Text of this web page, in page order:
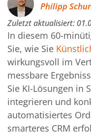
Philipp
Zuletzt aktualisiert:
In diesem 60-
Sie, wie Sie
wirkungsvoll im
messbare
Sie KI-Lösungen in
integrieren und
automatisiertes
smarteres CRM